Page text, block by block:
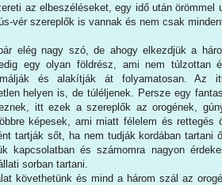
az elbeszéléseket, egy idő után örömmel
vér szereplők is vannak és nem csak
elég nagy szó, de ahogy elkezdjük a
egy olyan földrész, ami nem túlzottan
és alakítják át folyamatosan. Az
helyen is, de túléljenek. Persze egy
itt ezek a szereplők az orogének,
képesek, ami miatt félelem és
tartják sőt, ha nem tudják kordában tartani
kapcsolatban és számomra nagyon
sorban tartani.
követhetünk és mind a három szál az